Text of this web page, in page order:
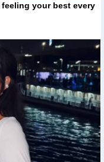
your best every